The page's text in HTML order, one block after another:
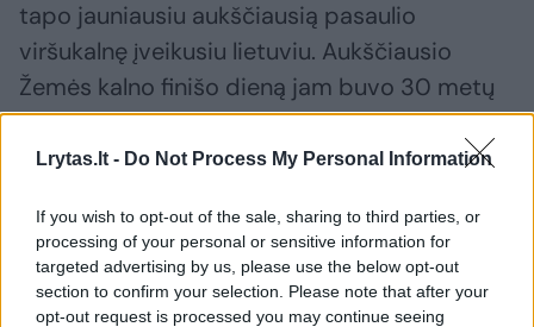
Lrytas.lt - Do Not Process My Personal Information
If you wish to opt-out of the sale, sharing to third parties, or
processing of your personal or sensitive information for
targeted advertising by us, please use the below opt-out
section to confirm your selection. Please note that after your
opt-out request is processed you may continue seeing
tapo jauniausiu aukščiausią pasaulio
viršukalnę įveikusiu lietuviu. Aukščiausio
Žemės kalno finišo dieną jam buvo 30 metų
10 mėnesių ir 4 dienos.
ir dar vieną Lietuvos rekordą – daugiausia
vienu metu į Everestą įkopusių lietuvių. 2025
m. gegužės 24 d. iš šiaurinės Everesto